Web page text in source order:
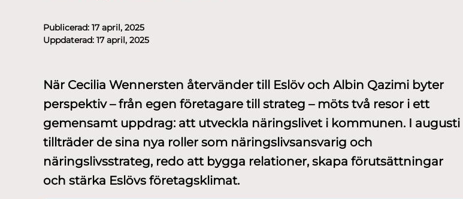
Publicerad: 17 april, 2025
Uppdaterad: 17 april, 2025
När Cecilia Wennersten återvänder till Eslöv och Albin Qazimi byter
perspektiv – från egen företagare till strateg – möts två resor i ett
gemensamt uppdrag: att utveckla näringslivet i kommunen. I augusti
tillträder de sina nya roller som näringslivsansvarig och
näringslivsstrateg, redo att bygga relationer, skapa förutsättningar
och stärka Eslövs företagsklimat.